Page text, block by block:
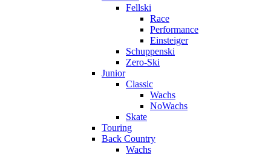
Fellski
Race
Performance
Einsteiger
Schuppenski
Zero-Ski
Junior
Classic
Wachs
NoWachs
Skate
Touring
Back Country
Wachs